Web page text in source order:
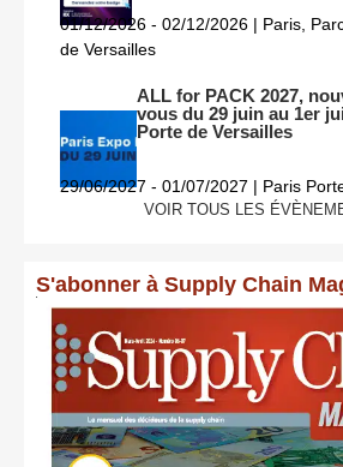
01/12/2026 - 02/12/2026 | Paris,
de Versailles
ALL for PACK 2027,
vous du 29 juin au 1er
Porte de Versailles
29/06/2027 - 01/07/2027 | Paris
VOIR TOUS LES
S'abonner à Supply Chain